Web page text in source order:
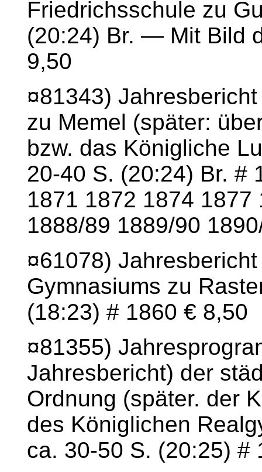
Friedrichsschule zu
(20:24) Br. — Mit Bild
9,50
¤81343)
zu Memel (später:
bzw. das Königliche
20-40 S. (20:24) Br. #
1871 1872 1874
1888/89 1889/90
¤61078)
Gymnasiums zu
(18:23) # 1860 € 8,50
¤81355)
Jahresbericht) der
Ordnung (später. der
des Königlichen
ca. 30-50 S. (20:25) #